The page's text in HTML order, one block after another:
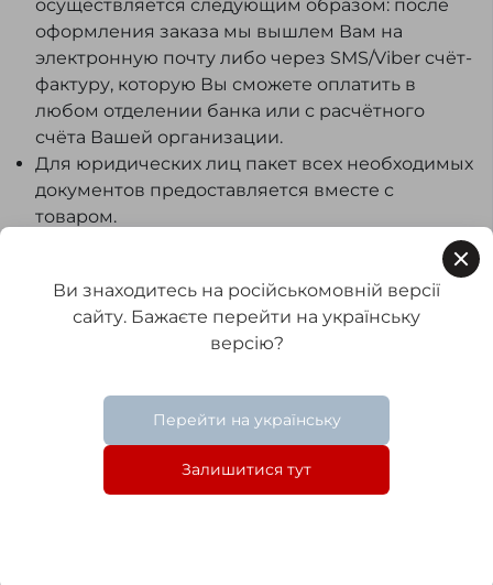
осуществляется следующим образом: после
оформления заказа мы вышлем Вам на
электронную почту либо через SMS/Viber счёт-
фактуру, которую Вы сможете оплатить в
любом отделении банка или с расчётного
счёта Вашей организации.
Для юридических лиц пакет всех необходимых
документов предоставляется вместе с
товаром.
Для клиентов Seria-A доступна покупка
товаров в рассрочку и оплата по частям через
ПриватБанк и Monobank. Это удобная
изделие уже сегодня и оплачивать его
стоимость постепенно. Подробности
оформления и актуальные условия уточняйте
у менеджера во время заказа.
Ви знаходитесь на російськомовній версії
сайту. Бажаєте перейти на українську
версію?
Перейти на українську
Залишитися тут